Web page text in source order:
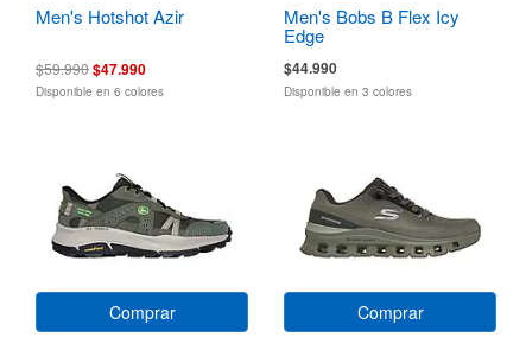
Men's Hotshot Azir
$59.990$47.990
Disponible en 6 colores
Men's Bobs B Flex Icy
Edge
$44.990
Disponible en 3 colores
Comprar Comprar